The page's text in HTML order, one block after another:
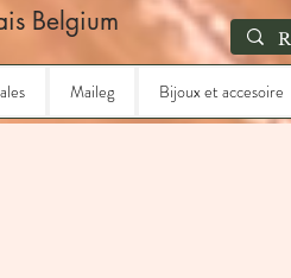
Belgium
Maileg Bijoux et accesoire